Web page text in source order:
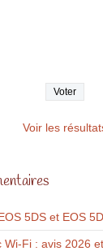
Voir les
5DS et EOS
Wi-Fi : avis 2026